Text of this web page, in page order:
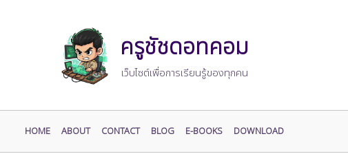
ครูชัชดอทคอม
เว็บไซต์เพื่อการเรียนรู้ของทุกคน
HOME ABOUT CONTACT BLOG E-BOOKS DOWNLOAD